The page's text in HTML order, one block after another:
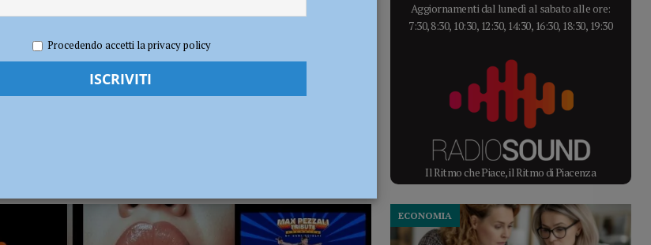
CALCIO
Aggiornamenti dal lunedì al sabato alle ore:
7:30, 8:30, 10:30, 12:30, 14:30, 16:30, 18:30, 19:30
Il Ritmo che Piace, il Ritmo di Piacenza
ECONOMIA
Procedendo accetti la privacy policy